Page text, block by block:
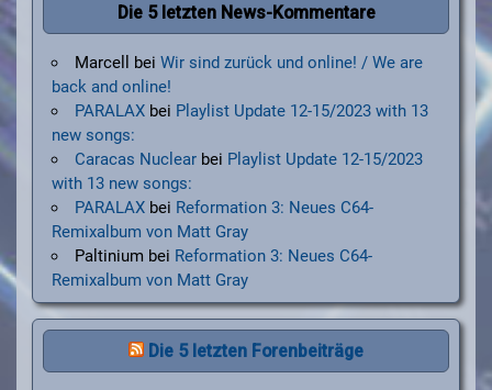
Die 5 letzten News-Kommentare
Marcell bei Wir sind zurück und online! / We are
back and online!
PARALAXbei Playlist Update 12-15/2023 with 13
new songs:
Caracas Nuclearbei Playlist Update 12-15/2023
with 13 new songs:
PARALAXbei Reformation 3: Neues C64-
Remixalbum von Matt Gray
Paltiniumbei Reformation 3: Neues C64-
Remixalbum von Matt Gray
Die 5 letzten Forenbeiträge